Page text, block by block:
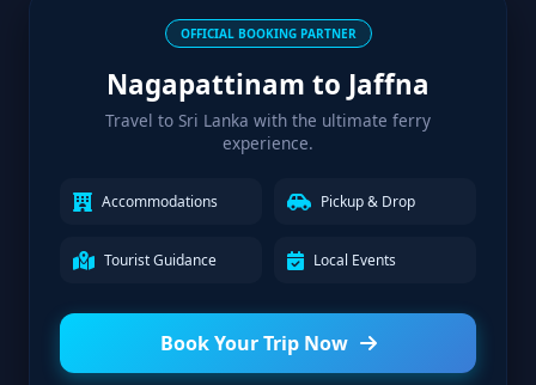
OFFICIAL BOOKING PARTNER
Nagapattinam to Jaffna
Travel to Sri Lanka with the ultimate ferry
experience.
Accommodations Pickup & Drop
Tourist Guidance Local Events
Book Your Trip Now